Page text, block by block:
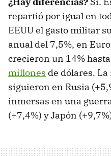
repartió por igual en
EEUU el gasto militar
anual del 7,5%, en
crecieron un 14%
millones de dólares.
siguieron en Rusia
inmersas en una
(+7,4%) y Japón